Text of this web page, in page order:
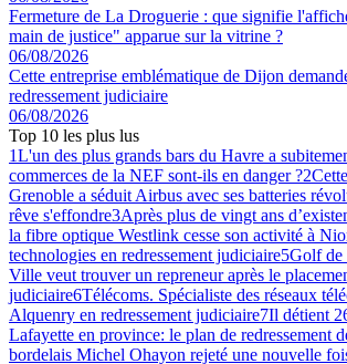
Fermeture de La Droguerie : que signifie
main de justice" apparue sur la vitrine ?
06/08/2026
Cette entreprise emblématique de Dijon
redressement judiciaire
06/08/2026
Top 10 les plus lus
1L'un des plus grands bars du Havre a
commerces de la NEF sont-ils en danger ?2
Grenoble a séduit Airbus avec ses batteries
rêve s'effondre3Après plus de vingt ans
la fibre optique Westlink cesse son activité à
technologies en redressement judiciaire5Golf de
Ville veut trouver un repreneur après le
judiciaire6Télécoms. Spécialiste des réseaux
Alquenry en redressement judiciaire7Il détient
Lafayette en province: le plan de redressement
bordelais Michel Ohayon rejeté une nouvelle